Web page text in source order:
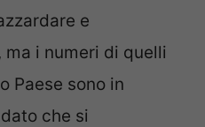
e
i numeri di quelli
Paese sono in
che si